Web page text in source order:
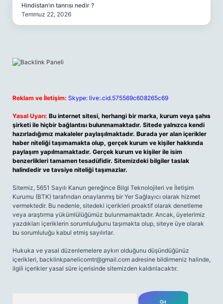
Hindistan’ın tanrısı nedir ?
Temmuz 22, 2026
Reklam ve İletişim: Skype: live:.cid.575569c608265c69
Yasal Uyarı: Bu internet sitesi, herhangi bir marka, kurum veya şahıs
şirketi ile hiçbir bağlantısı bulunmamaktadır. Sitede yalnızca kendi
hazırladığımız makaleler paylaşılmaktadır. Burada yer alan içerikler
haber niteliği taşımamakta olup, gerçek kurum ve kişiler hakkında
paylaşım yapılmamaktadır. Gerçek kurum ve kişiler ile isim
benzerlikleri tamamen tesadüfidir. Sitemizdeki bilgiler taslak
halindedir ve tavsiye niteliği taşımazlar.
Sitemiz, 5651 Sayılı Kanun gereğince Bilgi Teknolojileri ve İletişim
Kurumu (BTK) tarafından onaylanmış bir Yer Sağlayıcı olarak hizmet
vermektedir. Bu nedenle, sitedeki içerikleri proaktif olarak denetleme
veya araştırma yükümlülüğümüz bulunmamaktadır. Ancak, üyelerimiz
yazdıkları içeriklerin sorumluluğunu taşımakta olup, siteye üye olarak
bu sorumluluğu kabul etmiş sayılırlar.
Hukuka ve yasal düzenlemelere aykırı olduğunu düşündüğünüz
içerikleri, backlinkpanelicomtr@gmail.com adresine bildirmeniz halinde,
ilgili içerikler yasal süre içerisinde sitemizden kaldırılacaktır.